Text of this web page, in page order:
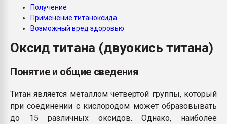
ПЕРЕЙТИ НА
Получение
Применение титаноксида
Возможный вред здоровью
Оксид титана (двуокись титана)
Понятие и общие сведения
Титан является металлом четвертой группы, который
при соединении с кислородом может образовывать
до 15 различных оксидов. Однако, наиболее